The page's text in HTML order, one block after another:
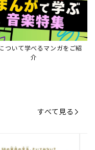
ついて学べるマンガをご紹
介
すべて見る